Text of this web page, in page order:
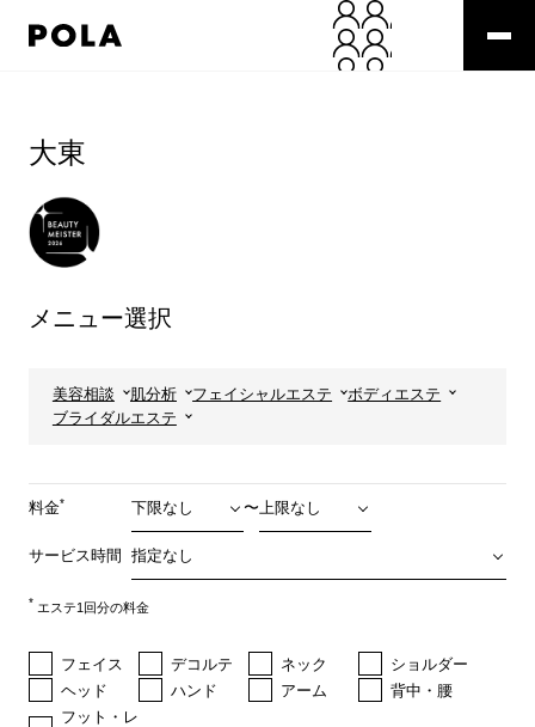
大東
メニュー選択
美容相談 肌分析 フェイシャルエステ
ボディエステ
ブライダルエステ
料金* 〜
サービス時間
* エステ1回分の料金
フェイス デコルテ ネック
ショルダー
ヘッド
ハンド アーム
背中・腰
フット・レ